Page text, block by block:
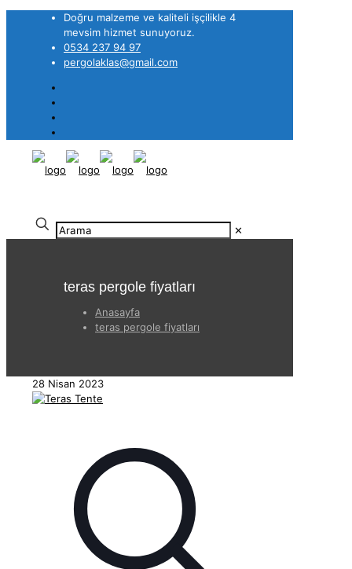
Doğru malzeme ve kaliteli işçilikle 4
mevsim hizmet sunuyoruz.
0534 237 94 97
pergolaklas@gmail.com
✕
teras pergole fiyatları
Anasayfa
teras pergole fiyatları
28 Nisan 2023